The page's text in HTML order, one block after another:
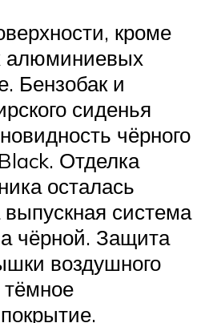
кроме
алюминиевых
Бензобак и
сиденья
чёрного
Отделка
осталась
выпускная система
чёрной. Защита
воздушного